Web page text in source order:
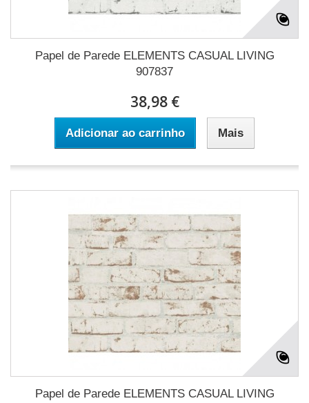
Papel de Parede ELEMENTS CASUAL LIVING
907837
38,98 €
Adicionar ao carrinho Mais
Papel de Parede ELEMENTS CASUAL LIVING